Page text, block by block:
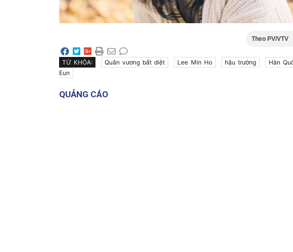
Theo PV/VTV
TỪ KHÓA: Quân vương bất diệt Lee Min Ho hậu trường Hàn
Eun
QUẢNG CÁO